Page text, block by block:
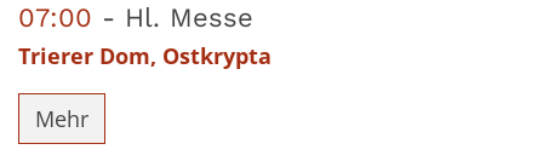
07:00 Hl. Messe
Trierer Dom, Ostkrypta
Mehr